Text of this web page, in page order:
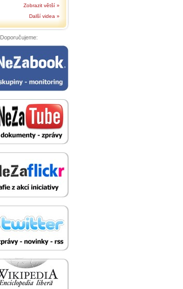
Zobrazit větší »
Další videa »
Doporučujeme: